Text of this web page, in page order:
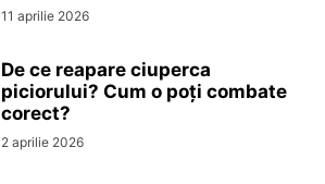
11 aprilie 2026
De ce reapare ciuperca
piciorului? Cum o poți combate
corect?
2 aprilie 2026